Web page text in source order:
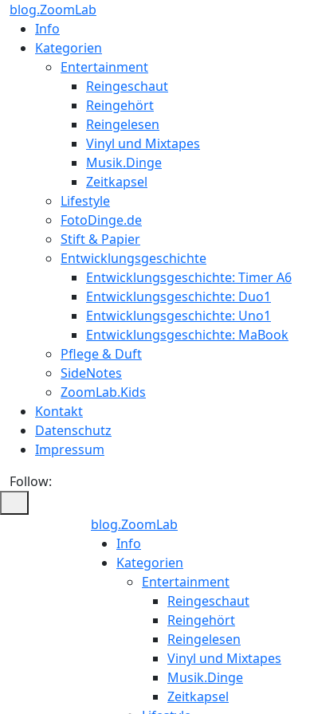
blog.ZoomLab
Info
Kategorien
Entertainment
Reingeschaut
Reingehört
Reingelesen
Vinyl und Mixtapes
Musik.Dinge
Zeitkapsel
Lifestyle
FotoDinge.de
Stift & Papier
Entwicklungsgeschichte
Entwicklungsgeschichte: Timer A6
Entwicklungsgeschichte: Duo1
Entwicklungsgeschichte: Uno1
Entwicklungsgeschichte: MaBook
Pflege & Duft
SideNotes
ZoomLab.Kids
Kontakt
Datenschutz
Impressum
Follow:
blog.ZoomLab
ZoomLab
pers.
Blog
Info
Kategorien
Entertainment
Reingeschaut
Reingehört
Reingelesen
Vinyl und Mixtapes
Musik.Dinge
Zeitkapsel